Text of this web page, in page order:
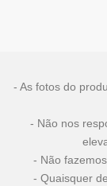
- As fotos do
- Não nos
- Não
- Quaisquer